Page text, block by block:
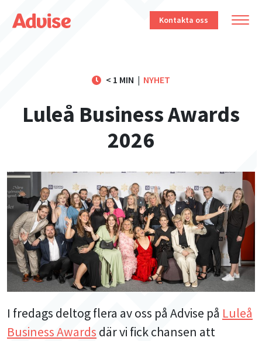
Kontakta oss
< 1 MIN | NYHET
Luleå Business Awards
2026
I fredags deltog flera av oss på Advise på Luleå
Business Awards där vi fick chansen att